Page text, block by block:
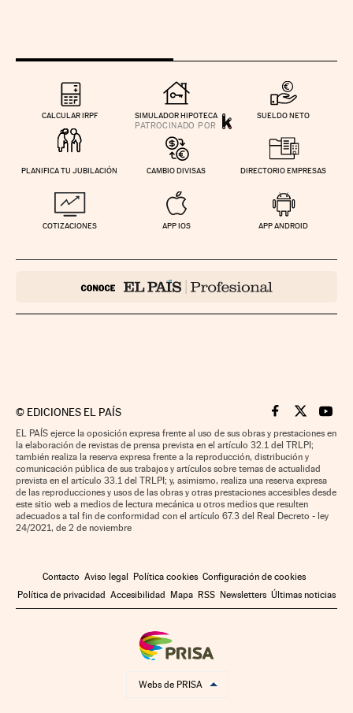
CALCULAR IRPF SIMULADOR HIPOTECA SUELDO NETO
PLANIFICA TU JUBILACIÓN CAMBIO DIVISAS DIRECTORIO EMPRESAS
COTIZACIONES APP IOS APP ANDROID
© EDICIONES EL PAÍS Cinco Días en
Cinco Días
Cinco
EL PAÍS ejerce la oposición expresa frente al uso de sus obras y prestaciones en
la elaboración de revistas de prensa prevista en el artículo 32.1 del TRLPI;
también realiza la reserva expresa frente a la reproducción, distribución y
comunicación pública de sus trabajos y artículos sobre temas de actualidad
prevista en el artículo 33.1 del TRLPI; y, asimismo, realiza una reserva expresa
de las reproducciones y usos de las obras y otras prestaciones accesibles desde
este sitio web a medios de lectura mecánica u otros medios que resulten
adecuados a tal fin de conformidad con el artículo 67.3 del Real Decreto - ley
24/2021, de 2 de noviembre
Contacto Aviso legal Política cookies Configuración de cookies
Política de privacidad Accesibilidad Mapa RSS Newsletters Últimas noticias
Webs de PRISA